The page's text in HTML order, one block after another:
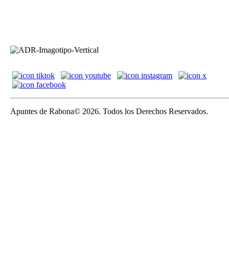
Apuntes de Rabona© 2026. Todos los Derechos Reservados.